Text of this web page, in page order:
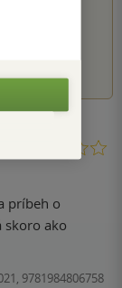
skoro ako
9781984806758